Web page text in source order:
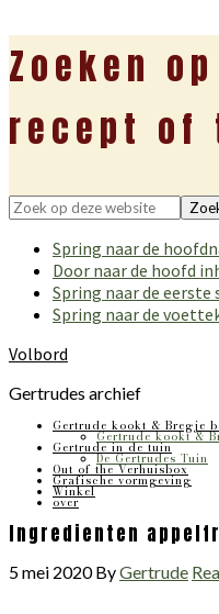
Zoeken
recept of
Zoek
deze
website
Spring naar de
Door naar de hoofd
Spring naar de eerste
Spring naar de
Volbord
Gertrudes archief
Gertrude kookt & Bregje
Gertrude kookt &
Gertrude in de tuin
De Gertrudes Tuin
Out of the Verhuisbox
Grafische vormgeving
Winkel
over
Ingredienten
5 mei 2020ByGertrude